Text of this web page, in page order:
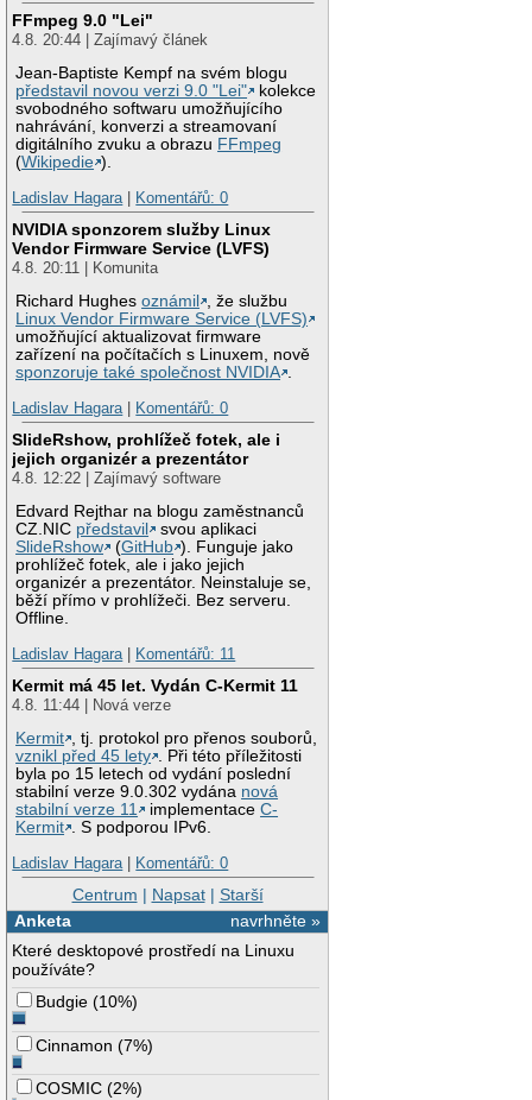
FFmpeg 9.0 "Lei"
4.8. 20:44 | Zajímavý článek
Jean-Baptiste Kempf na svém blogu
představil novou verzi 9.0 "Lei"
kolekce
svobodného softwaru umožňujícího
nahrávání, konverzi a streamovaní
digitálního zvuku a obrazu FFmpeg
(Wikipedie ).
Ladislav Hagara| Komentářů: 0
NVIDIA sponzorem služby Linux
Vendor Firmware Service (LVFS)
4.8. 20:11 | Komunita
Richard Hughesoznámil
, že službu
Linux Vendor Firmware Service (LVFS)
umožňující aktualizovat firmware
zařízení na počítačích s Linuxem, nově
sponzoruje také společnost NVIDIA .
Ladislav Hagara| Komentářů: 0
SlideRshow, prohlížeč fotek, ale i
jejich organizér a prezentátor
4.8. 12:22 | Zajímavý software
Edvard Rejthar na blogu zaměstnanců
CZ.NIC představil
svou aplikaci
SlideRshow
(GitHub ). Funguje jako
prohlížeč fotek, ale i jako jejich
organizér a prezentátor. Neinstaluje se,
běží přímo v prohlížeči. Bez serveru.
Offline.
Ladislav Hagara| Komentářů: 11
Kermit má 45 let. Vydán C-Kermit 11
4.8. 11:44 | Nová verze
Kermit , tj. protokol pro přenos souborů,
vznikl před 45 lety . Při této příležitosti
byla po 15 letech od vydání poslední
stabilní verze 9.0.302 vydána nová
stabilní verze 11
implementaceC-
Kermit . S podporou IPv6.
Ladislav Hagara| Komentářů: 0
Centrum | Napsat| Starší
navrhněte »
Anketa
Které desktopové prostředí na Linuxu
používáte?
Budgie (10%)
Cinnamon (7%)
COSMIC (2%)